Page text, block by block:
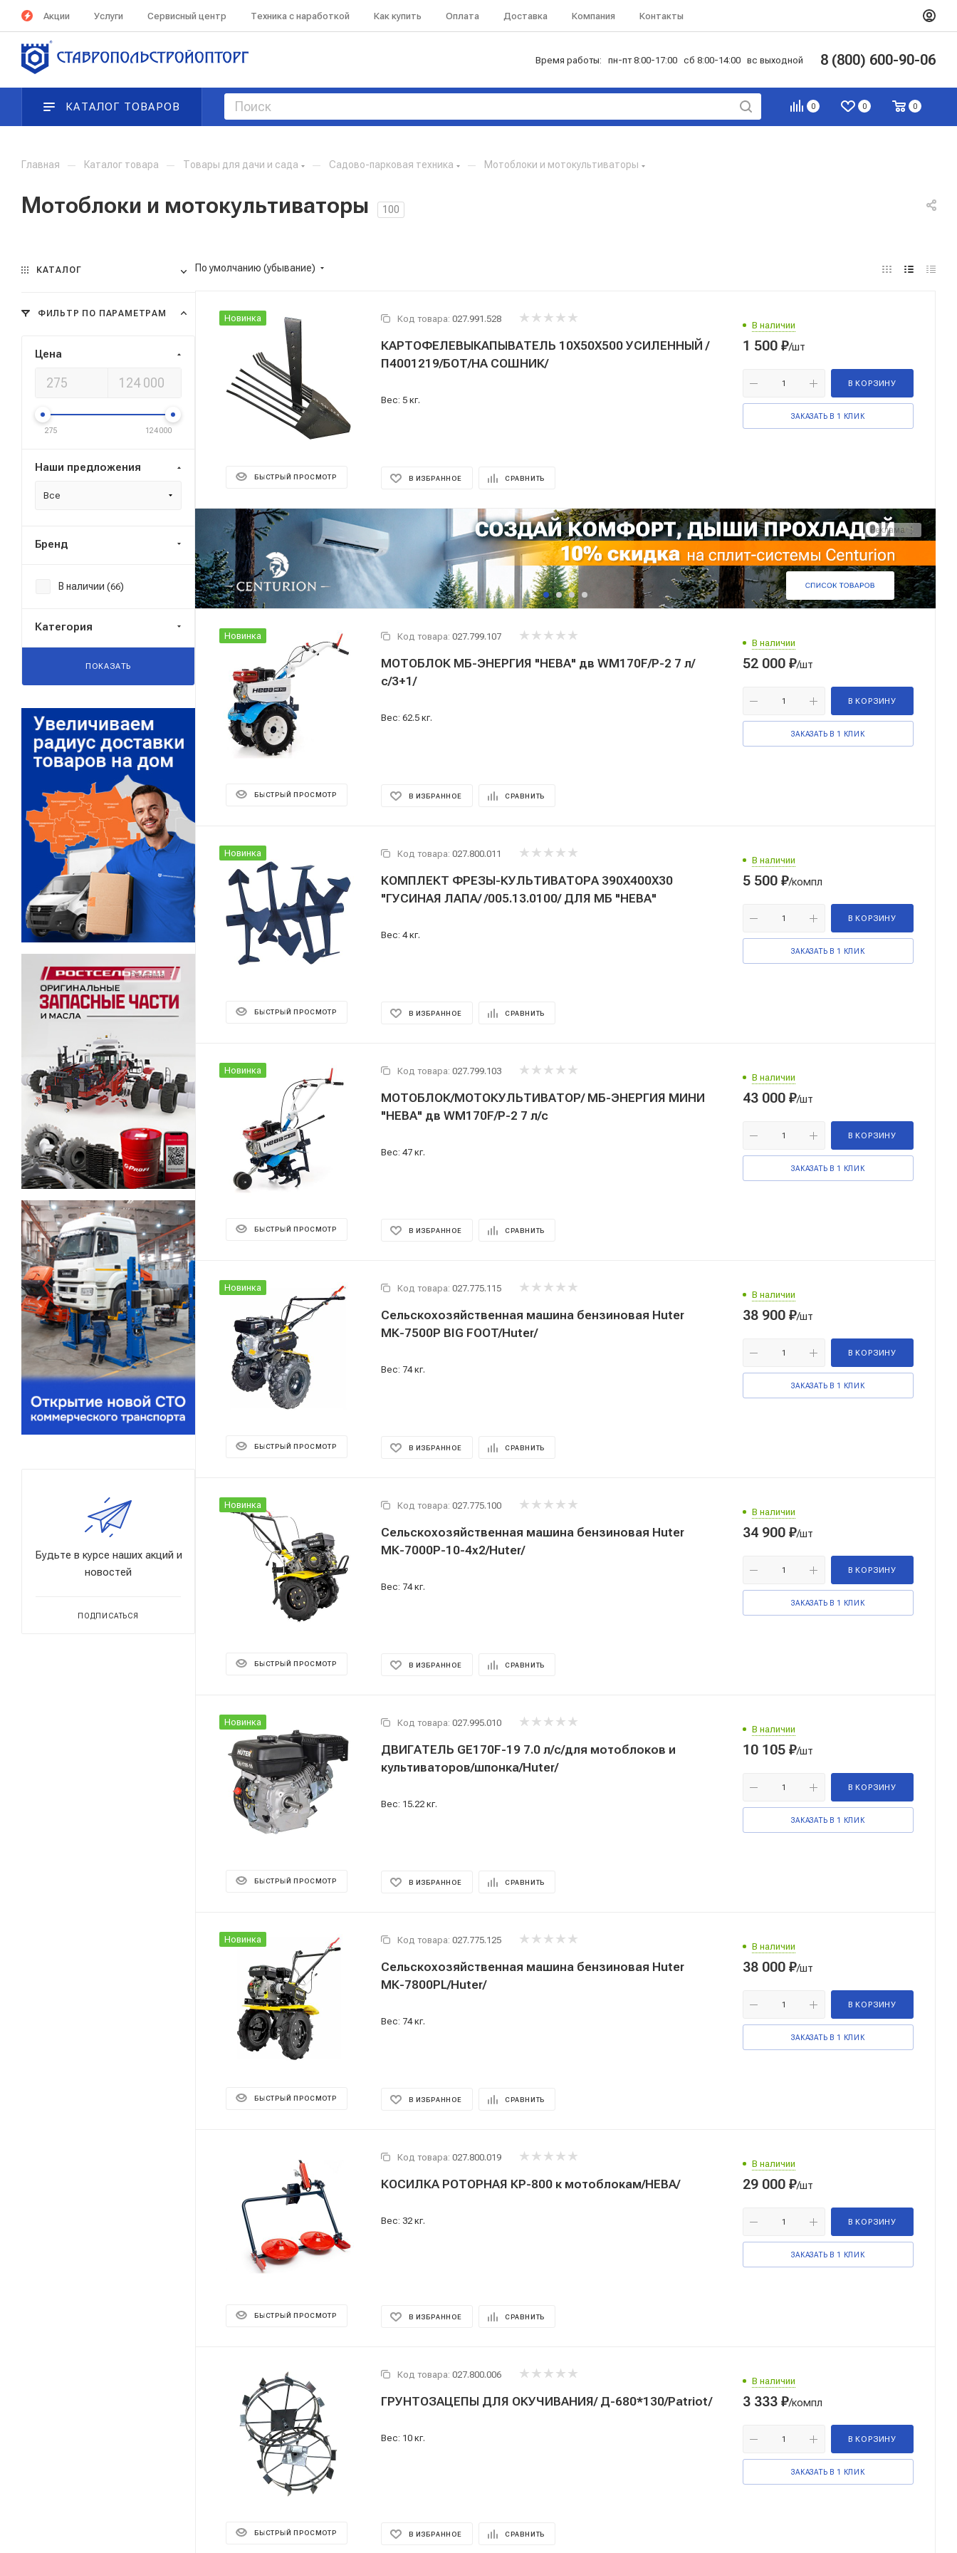
Акции Услуги Сервисный центр Техника с наработкой Как купить Оплата Доставка Компания Контакты
Время работы: пн-пт 8:00-17:00 сб 8:00-14:00 вс выходной 8 (800) 600-90-06
0 0 0
КАТАЛОГ ТОВАРОВ
Главная — Каталог товара — Товары для дачи и сада — Садово-парковая техника — Мотоблоки и мотокультиваторы
Мотоблоки и мотокультиваторы 100
По умолчанию (убывание)
Новинка
БЫСТРЫЙ ПРОСМОТР
Код товара: 027.991.528
КАРТОФЕЛЕВЫКАПЫВАТЕЛЬ 10Х50Х500 УСИЛЕННЫЙ /
П4001219/БОТ/НА СОШНИК/
Вес: 5 кг.
В ИЗБРАННОЕ СРАВНИТЬ
В наличии
1 500 ₽/шт
В КОРЗИНУ
ЗАКАЗАТЬ В 1 КЛИК
Новинка
БЫСТРЫЙ ПРОСМОТР
Код товара: 027.799.107
МОТОБЛОК МБ-ЭНЕРГИЯ "НЕВА" дв WM170F/P-2 7 л/
с/3+1/
Вес: 62.5 кг.
В ИЗБРАННОЕ СРАВНИТЬ
В наличии
52 000 ₽/шт
В КОРЗИНУ
ЗАКАЗАТЬ В 1 КЛИК
Новинка
БЫСТРЫЙ ПРОСМОТР
Код товара: 027.800.011
КОМПЛЕКТ ФРЕЗЫ-КУЛЬТИВАТОРА 390Х400Х30
"ГУСИНАЯ ЛАПА/ /005.13.0100/ ДЛЯ МБ "НЕВА"
Вес: 4 кг.
В ИЗБРАННОЕ СРАВНИТЬ
В наличии
5 500 ₽/компл
В КОРЗИНУ
ЗАКАЗАТЬ В 1 КЛИК
Новинка
БЫСТРЫЙ ПРОСМОТР
Код товара: 027.799.103
МОТОБЛОК/МОТОКУЛЬТИВАТОР/ МБ-ЭНЕРГИЯ МИНИ
"НЕВА" дв WM170F/P-2 7 л/с
Вес: 47 кг.
В ИЗБРАННОЕ СРАВНИТЬ
В наличии
43 000 ₽/шт
В КОРЗИНУ
ЗАКАЗАТЬ В 1 КЛИК
Новинка
БЫСТРЫЙ ПРОСМОТР
Код товара: 027.775.115
Сельскохозяйственная машина бензиновая Huter
МК-7500P BIG FOOT/Huter/
Вес: 74 кг.
В ИЗБРАННОЕ СРАВНИТЬ
В наличии
38 900 ₽/шт
В КОРЗИНУ
ЗАКАЗАТЬ В 1 КЛИК
Новинка
БЫСТРЫЙ ПРОСМОТР
Код товара: 027.775.100
Сельскохозяйственная машина бензиновая Huter
МК-7000P-10-4х2/Huter/
Вес: 74 кг.
В ИЗБРАННОЕ СРАВНИТЬ
В наличии
34 900 ₽/шт
В КОРЗИНУ
ЗАКАЗАТЬ В 1 КЛИК
Новинка
БЫСТРЫЙ ПРОСМОТР
Код товара: 027.995.010
ДВИГАТЕЛЬ GE170F-19 7.0 л/с/для мотоблоков и
культиваторов/шпонка/Huter/
Вес: 15.22 кг.
В ИЗБРАННОЕ СРАВНИТЬ
В наличии
10 105 ₽/шт
В КОРЗИНУ
ЗАКАЗАТЬ В 1 КЛИК
Новинка
БЫСТРЫЙ ПРОСМОТР
Код товара: 027.775.125
Сельскохозяйственная машина бензиновая Huter
МК-7800PL/Huter/
Вес: 74 кг.
В ИЗБРАННОЕ СРАВНИТЬ
В наличии
38 000 ₽/шт
В КОРЗИНУ
ЗАКАЗАТЬ В 1 КЛИК
БЫСТРЫЙ ПРОСМОТР
Код товара: 027.800.019
КОСИЛКА РОТОРНАЯ КР-800 к мотоблокам/НЕВА/
Вес: 32 кг.
В ИЗБРАННОЕ СРАВНИТЬ
В наличии
29 000 ₽/шт
В КОРЗИНУ
ЗАКАЗАТЬ В 1 КЛИК
БЫСТРЫЙ ПРОСМОТР
Код товара: 027.800.006
ГРУНТОЗАЦЕПЫ ДЛЯ ОКУЧИВАНИЯ/ Д-680*130/Patriot/
Вес: 10 кг.
В ИЗБРАННОЕ СРАВНИТЬ
В наличии
3 333 ₽/компл
В КОРЗИНУ
ЗАКАЗАТЬ В 1 КЛИК
КАТАЛОГ
ФИЛЬТР ПО ПАРАМЕТРАМ
Цена
275 124 000
Наши предложения
Все
Бренд
В наличии (66)
Категория
ПОКАЗАТЬ
Реклама ⋮
Будьте в курсе наших акций и
новостей
ПОДПИСАТЬСЯ